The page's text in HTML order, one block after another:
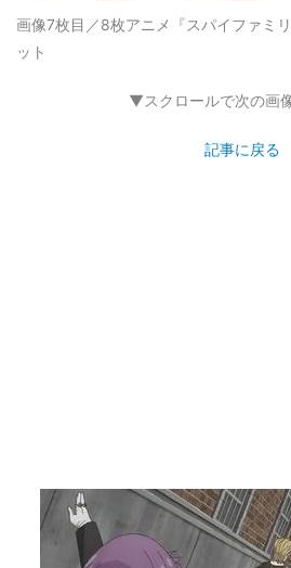
画像7枚目／8枚アニメ『スパイファミ
ット
▼スクロールで次の画
記事に戻る